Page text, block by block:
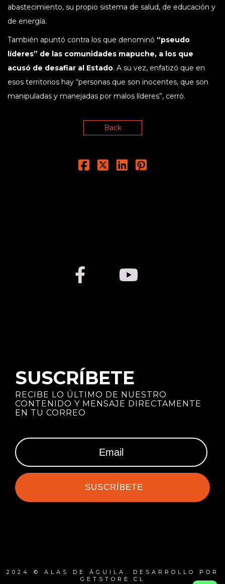
abastecimiento, su propio sistema de salud, de educación y
de energía.
También apuntó contra los que denominó “pseudo
líderes” de las comunidades mapuche, a los que
acusó de desafiar al Estado. A su vez, enfatizó que en
esos territorios hay “personas que son inocentes, que son
manipuladas y manejadas por malos líderes”, cerró.
Back
SUSCRÍBETE
RECIBE LO ÚLTIMO DE NUESTRO
CONTENIDO Y MENSAJE DIRECTAMENTE
EN TU CORREO
SUSCRÍBETE
2024 © ALAS DE ÁGUILA. DESARROLLO POR
GETSTORE.CL